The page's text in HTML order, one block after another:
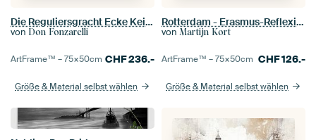
Die Reguliersgracht Ecke Keizersgracht in Amsterdam.
von Don Fonzarelli
ArtFrame™ –75×50cm CHF236.-
Größe & Material selbst wählen
Rotterdam - Erasmus-Reflexionen
von Martijn Kort
ArtFrame™ –75×50cm CHF126.-
Größe & Material selbst wählen